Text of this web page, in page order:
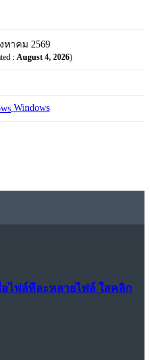
หาคม 2569
: August 4, 2026)
Windows
อไฟล์ทีละหลายไฟล์ ใสคลิก